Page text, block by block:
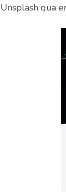
Unsplash qua